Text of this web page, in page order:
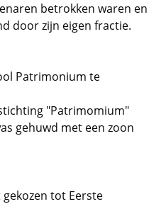
betrokken waren en
door zijn eigen fractie.
Patrimonium te
"Patrimomium"
gehuwd met een zoon
tot Eerste